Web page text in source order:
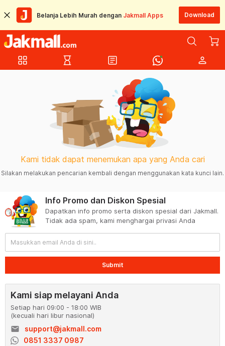
Belanja Lebih Murah dengan Jakmall Apps Download
grid_view hourglass_empty article person
Kami tidak dapat menemukan apa yang Anda cari
Silakan melakukan pencarian kembali dengan menggunakan kata kunci lain.
Info Promo dan Diskon Spesial
Dapatkan info promo serta diskon spesial dari Jakmall.
Tidak ada spam, kami menghargai privasi Anda
Submit
Kami siap melayani Anda
Setiap hari 09:00 - 18:00 WIB
(kecuali hari libur nasional)
email
support@jakmall.com
0851 3337 0987